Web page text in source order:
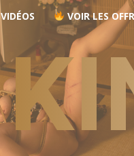
VIDÉOS VOIR LES